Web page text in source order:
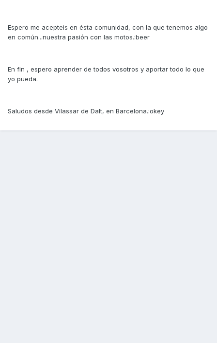
Espero me acepteis en ésta comunidad, con la que tenemos algo
en común...nuestra pasión con las motos.:beer
En fin , espero aprender de todos vosotros y aportar todo lo que
yo pueda.
Saludos desde Vilassar de Dalt, en Barcelona.:okey